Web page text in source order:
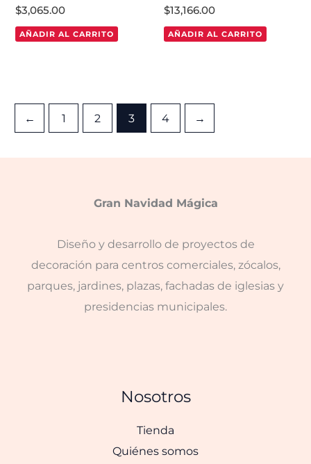
$3,065.00
AÑADIR AL CARRITO
$13,166.00
AÑADIR AL CARRITO
← 1 2 3 4 →
Gran Navidad Mágica
Diseño y desarrollo de proyectos de
decoración para centros comerciales, zócalos,
parques, jardines, plazas, fachadas de iglesias y
presidencias municipales.
Nosotros
Tienda
Quiénes somos